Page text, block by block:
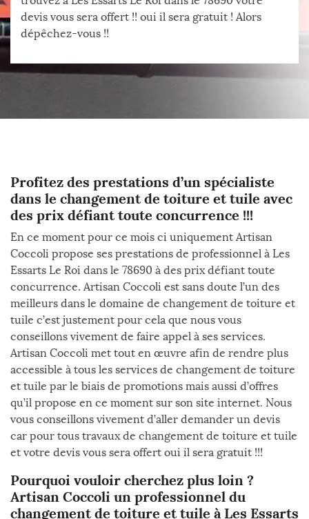
devis vous sera offert !! oui il sera gratuit ! Alors
dépêchez-vous !!
Profitez des prestations d’un spécialiste
dans le changement de toiture et tuile avec
des prix défiant toute concurrence !!!
En ce moment pour ce mois ci uniquement Artisan
Coccoli propose ses prestations de professionnel à Les
Essarts Le Roi dans le 78690 à des prix défiant toute
concurrence. Artisan Coccoli est sans doute l’un des
meilleurs dans le domaine de changement de toiture et
tuile c’est justement pour cela que nous vous
conseillons vivement de faire appel à ses services.
Artisan Coccoli met tout en œuvre afin de rendre plus
accessible à tous les services de changement de toiture
et tuile par le biais de promotions mais aussi d’offres
qu’il propose en ce moment sur son site internet. Nous
vous conseillons vivement d’aller demander un devis
car pour tous travaux de changement de toiture et tuile
et votre devis vous sera offert oui il sera gratuit !!!
Pourquoi vouloir cherchez plus loin ?
Artisan Coccoli un professionnel du
changement de toiture et tuile à Les Essarts